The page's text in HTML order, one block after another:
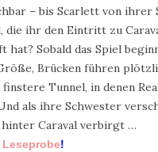
– bis Scarlett von ihrer
ihr den Eintritt zu
Sobald das Spiel
Brücken führen
Tunnel, in denen
als ihre Schwester
hinter Caraval verbirgt …
Leseprobe!